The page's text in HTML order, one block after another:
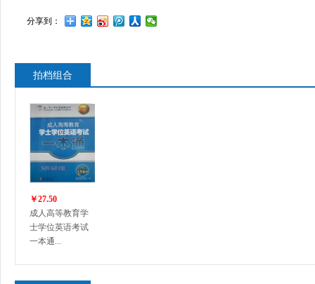
分享到：
拍档组合
￥27.50
成人高等教育学
士学位英语考试
一本通...